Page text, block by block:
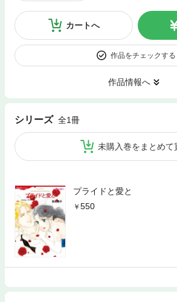
カートへ
作品をチェックする
作品情報へ
シリーズ 全1冊
未購入巻をまとめて
プライドと愛と
550